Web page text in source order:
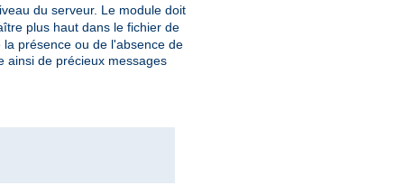
du serveur. Le module doit
plus haut dans le fichier de
présence ou de l'absence de
ainsi de précieux messages